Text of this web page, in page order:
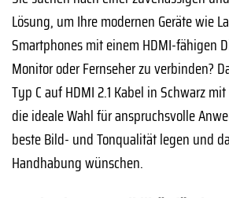
Lösung, um Ihre modernen Geräte wie
Smartphones mit einem HDMI-fähigen
Monitor oder Fernseher zu verbinden?
Typ C auf HDMI 2.1 Kabel in Schwarz
die ideale Wahl für anspruchsvolle
beste Bild- und Tonqualität legen und
Handhabung wünschen.